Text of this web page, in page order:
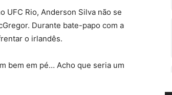
UFC Rio, Anderson Silva não se
Durante bate-papo com a
o irlandês.
bem em pé… Acho que seria um